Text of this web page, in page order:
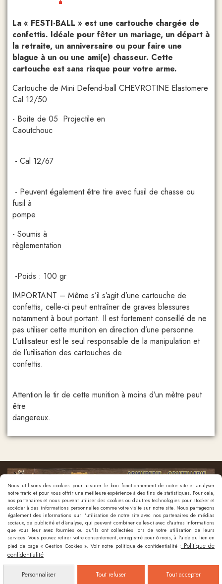
La « FESTI-BALL » est une cartouche chargée de
confettis. Idéale pour fêter un mariage, un départ à
la retraite, un anniversaire ou pour faire une
blague à un ou une ami(e) chasseur. Cette
cartouche est sans risque pour votre arme.
Cartouche de Mini Defend-ball CHEVROTINE Elastomere
Cal 12/50
- Boite de 05 Projectile en
Caoutchouc
- Cal 12/67
- Peuvent également être tire avec fusil de chasse ou
fusil à
- Soumis à
règlementation
-Poids : 100 gr
IMPORTANT – Même s’il s’agit d’une cartouche de
confettis, celle-ci peut entraîner de graves blessures
notamment à bout portant. Il est fortement conseillé de ne
pas utiliser cette munition en direction d’une personne.
L’utilisateur est le seul responsable de la manipulation et
de l’utilisation des cartouches de
Attention le tir de cette munition à moins d’un mètre peut
être
dangereux.
Nous contacter
Mentions Légales Politique de confidentialité Gestion cookies Mon
Créer un site internet
Nous utilisons des cookies pour assurer le bon fonctionnement de notre site et analyser
notre trafic et pour vous offrir une meilleure expérience à des fins de statistiques. Pour cela,
nos partenaires et nous peuvent utiliser des cookies ou d'autres technologies pour stocker et
accéder à des informations personnelles comme votre visite sur notre site. Nous partageons
également des informations sur l'utilisation de notre site avec nos partenaires de médias
sociaux, de publicité et d'analyse, qui peuvent combiner celles-ci avec d'autres informations
que vous leur avez fournies ou qu'ils ont collectées lors de votre utilisation de leurs
services. Vous pouvez retirer votre consentement, enregistré pour 6 mois, à l'aide du lien en
pied de page « Gestion Cookies ». Voir notre politique de confidentialité : Politique de
confidentialité
Personnaliser Tout refuser Tout accepter